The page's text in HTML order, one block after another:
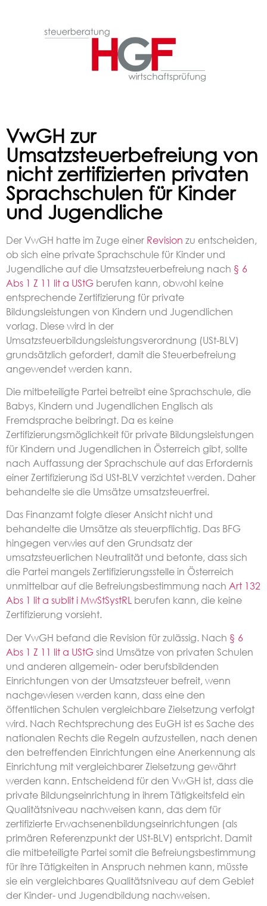
VwGH zur
Umsatzsteuerbefreiung von
nicht zertifizierten privaten
Sprachschulen für Kinder
und Jugendliche
Der VwGH hatte im Zuge einer Revision zu entscheiden,
ob sich eine private Sprachschule für Kinder und
Jugendliche auf die Umsatzsteuerbefreiung nach § 6
Abs 1 Z 11 lit a UStG berufen kann, obwohl keine
entsprechende Zertifizierung für private
Bildungsleistungen von Kindern und Jugendlichen
vorlag. Diese wird in der
Umsatzsteuerbildungsleistungsverordnung (USt-BLV)
grundsätzlich gefordert, damit die Steuerbefreiung
angewendet werden kann.
Die mitbeteiligte Partei betreibt eine Sprachschule, die
Babys, Kindern und Jugendlichen Englisch als
Fremdsprache beibringt. Da es keine
Zertifizierungsmöglichkeit für private Bildungsleistungen
für Kindern und Jugendlichen in Österreich gibt, sollte
nach Auffassung der Sprachschule auf das Erfordernis
einer Zertifizierung iSd USt-BLV verzichtet werden. Daher
behandelte sie die Umsätze umsatzsteuerfrei.
Das Finanzamt folgte dieser Ansicht nicht und
behandelte die Umsätze als steuerpflichtig. Das BFG
hingegen verwies auf den Grundsatz der
umsatzsteuerlichen Neutralität und betonte, dass sich
die Partei mangels Zertifizierungsstelle in Österreich
unmittelbar auf die Befreiungsbestimmung nach Art 132
Abs 1 lit a sublit i MwStSystRL berufen kann, die keine
Zertifizierung vorsieht.
Der VwGH befand die Revision für zulässig. Nach § 6
Abs 1 Z 11 lit a UStGsind Umsätze von privaten Schulen
und anderen allgemein- oder berufsbildenden
Einrichtungen von der Umsatzsteuer befreit, wenn
nachgewiesen werden kann, dass eine den
öffentlichen Schulen vergleichbare Zielsetzung verfolgt
wird. Nach Rechtsprechung des EuGH ist es Sache des
nationalen Rechts die Regeln aufzustellen, nach denen
den betreffenden Einrichtungen eine Anerkennung als
Einrichtung mit vergleichbarer Zielsetzung gewährt
werden kann. Entscheidend für den VwGH ist, dass die
private Bildungseinrichtung in ihrem Tätigkeitsfeld ein
Qualitätsniveau nachweisen kann, das dem für
zertifizierte Erwachsenenbildungseinrichtungen (als
primären Referenzpunkt der USt-BLV) entspricht. Damit
die mitbeteiligte Partei somit die Befreiungsbestimmung
für ihre Tätigkeiten in Anspruch nehmen kann, müsste
sie ein vergleichbares Qualitätsniveau auf dem Gebiet
der Kinder- und Jugendbildung nachweisen.